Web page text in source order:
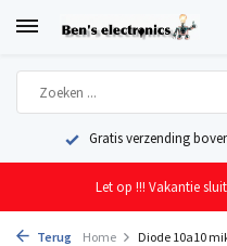
Gratis verzending
Let op !!! Vakantie
Terug Home Diode 10a10